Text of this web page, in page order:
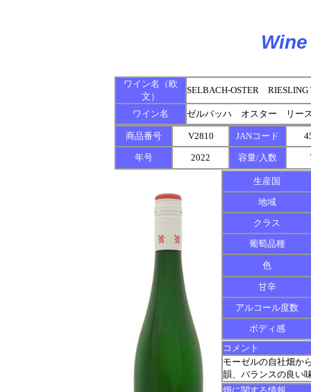
ワイン名（欧
文）
SELBACH-OSTER RIESLING
ワイン名 ゼルバッハ オスター リー
商品番号 V2810 JANコード
年号 2022 容量/入数
生産国
地域
クラス
葡萄品種
色
甘辛
アルコール度数
ボディ感
コメント
モーゼルの自社畑か
韻、バランスの良い